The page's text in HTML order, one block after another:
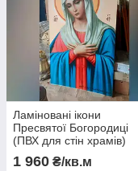
Ламіновані ікони
Пресвятої Богородиці
(ПВХ для стін храмів)
1 960 ₴/кв.м